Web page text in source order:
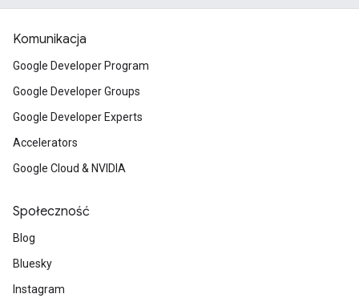
Komunikacja
Google Developer Program
Google Developer Groups
Google Developer Experts
Accelerators
Google Cloud & NVIDIA
Społeczność
Blog
Bluesky
Instagram